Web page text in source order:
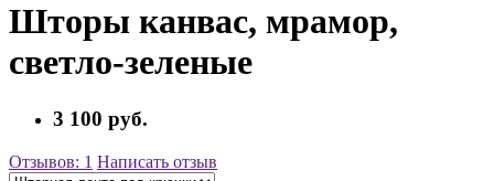
Шторы канвас, мрамор,
светло-зеленые
3 100 руб.
Отзывов: 1 Написать отзыв